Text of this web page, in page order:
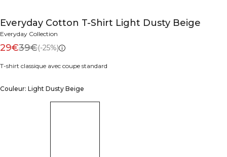
Everyday Cotton T-Shirt Light Dusty Beige
Everyday Collection
29€39€(-25%)
T-shirt classique avec coupe standard
Couleur: Light Dusty Beige